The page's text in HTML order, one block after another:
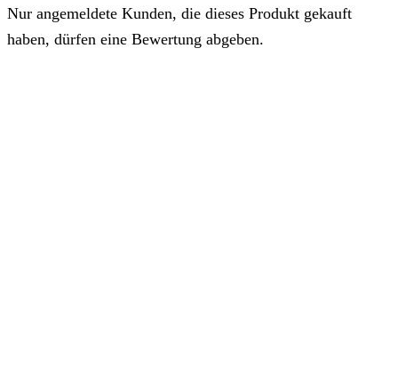
Nur angemeldete Kunden, die dieses Produkt gekauft
haben, dürfen eine Bewertung abgeben.